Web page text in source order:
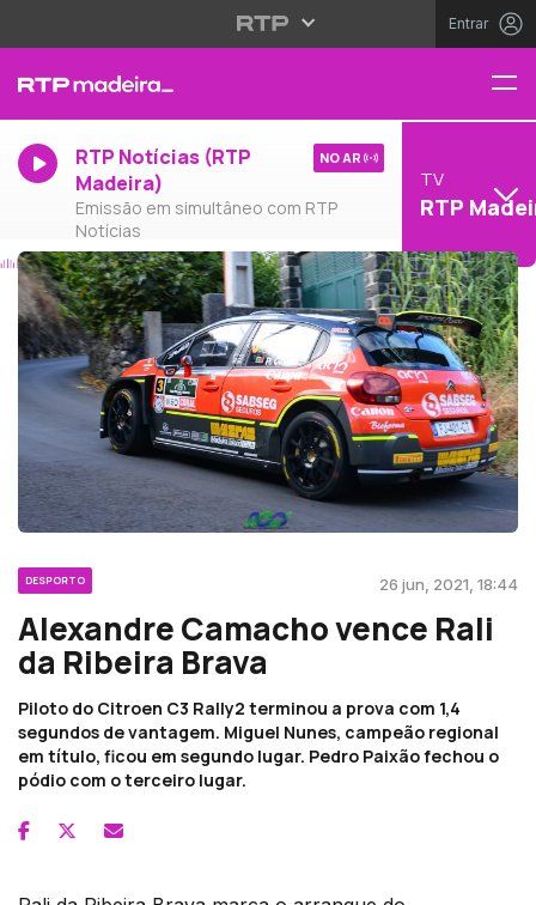
Entrar
RTP Notícias (RTP
Madeira)
Emissão em simultâneo com RTP
Notícias
NO AR
TV
RTP
DESPORTO 26 jun, 2021, 18:44
Alexandre Camacho vence Rali
da Ribeira Brava
Piloto do Citroen C3 Rally2 terminou a prova com 1,4
segundos de vantagem. Miguel Nunes, campeão regional
em título, ficou em segundo lugar. Pedro Paixão fechou o
pódio com o terceiro lugar.